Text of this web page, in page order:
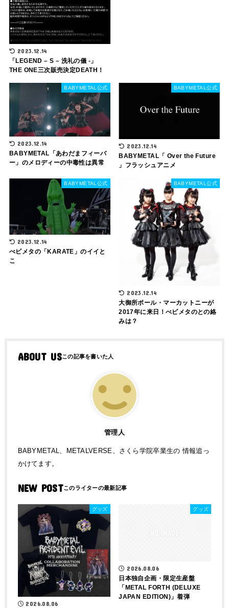
2023.12.14
「LEGEND – S – 洗礼の儀 -」
THE ONE三次販売決定DEATH！
BABYMETAL公式
2023.12.14
BABYMETAL「あわだまフィーバ
ー」のメロディーの中毒性は異常
BABYMETAL公式
2023.12.14
BABYMETAL「 Over the Future
」フラッシュアニメ
BABYMETAL公式
2023.12.14
べビメタの「KARATE」のイイと
こ
BABYMETAL公式
2023.12.14
大御所ポール・マーカットニーが
2017年に来日！べビメタのとの絡
みは？
ABOUT US
管理人
BABYMETAL、METALVERSE、さくら学院卒業生の 情報追っ
かけてます。
NEW POST
グッズ
2026.08.06
グッズ
2026.08.06
日本独自企画・限定生産盤
「METAL FORTH (DELUXE
JAPAN EDITION)」着弾